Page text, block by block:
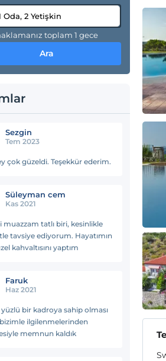
toplam 1 gece
Ara
Sezgin
Tem 2023
çok güzeldi. Teşekkür ederim.
Süleyman cem
Kas 2021
muazzam tatlı biri, kesinlikle
tavsiye ediyorum. Hayatımın
kahvaltısını yaptım
Faruk
Haz 2021
yüzlü bir kadroya sahip olması
ilgilenmelerinden
memnun kaldık